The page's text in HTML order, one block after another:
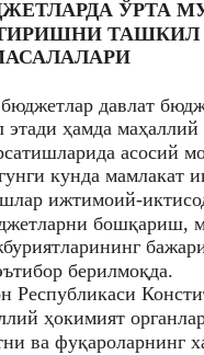
ЎРТА
давлат
ҳамда
асосий
кунда мамлакат
ижтимоий-
бошқариш,
берилмоқда.
Республикаси
ҳокимият
ва фуқароларнинг